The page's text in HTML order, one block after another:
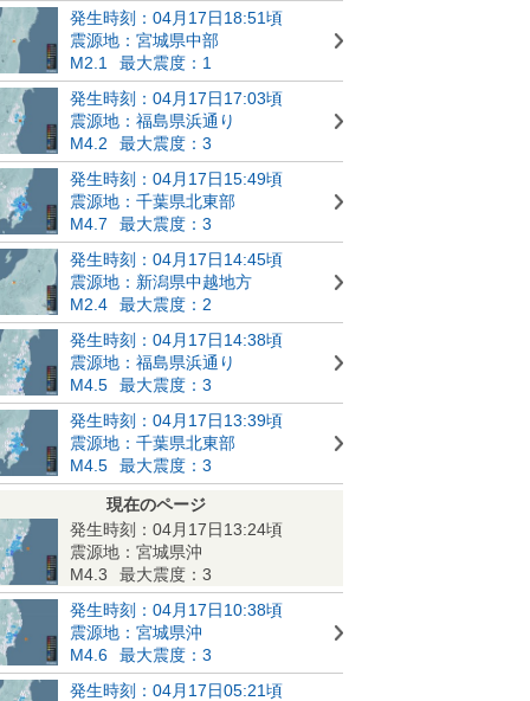
発生時刻：04月17日18:51頃
震源地：宮城県中部
M2.1
最大震度：1
発生時刻：04月17日17:03頃
震源地：福島県浜通り
M4.2
最大震度：3
発生時刻：04月17日15:49頃
震源地：千葉県北東部
M4.7
最大震度：3
発生時刻：04月17日14:45頃
震源地：新潟県中越地方
M2.4
最大震度：2
発生時刻：04月17日14:38頃
震源地：福島県浜通り
M4.5
最大震度：3
発生時刻：04月17日13:39頃
震源地：千葉県北東部
M4.5
最大震度：3
現在のページ
発生時刻：04月17日13:24頃
震源地：宮城県沖
M4.3
最大震度：3
発生時刻：04月17日10:38頃
震源地：宮城県沖
M4.6
最大震度：3
発生時刻：04月17日05:21頃